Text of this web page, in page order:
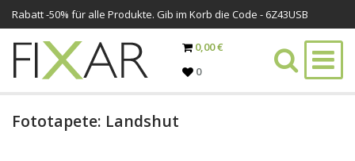
Rabatt -50% für alle Produkte. Gib im Korb die Code - 6Z43USB
0,00 €
0
Fototapete: Landshut